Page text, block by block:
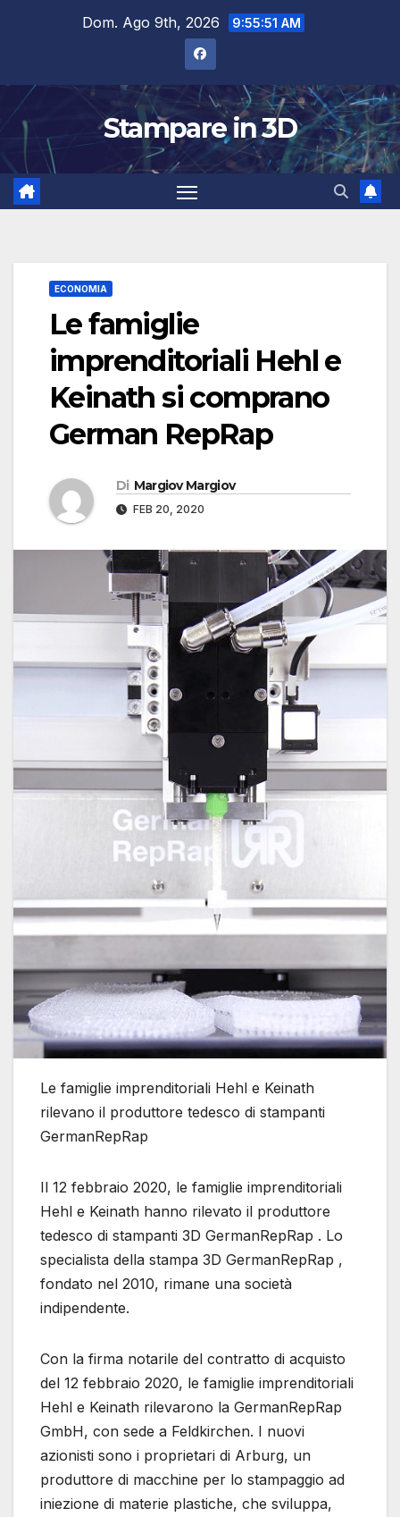
Dom. Ago 9th, 2026 9:55:52 AM
Stampare in 3D
ECONOMIA
Le famiglie
imprenditoriali Hehl e
Keinath si comprano
German RepRap
Di Margiov Margiov
FEB 20, 2020
Le famiglie imprenditoriali Hehl e Keinath
rilevano il produttore tedesco di stampanti
GermanRepRap
Il 12 febbraio 2020, le famiglie imprenditoriali
Hehl e Keinath hanno rilevato il produttore
tedesco di stampanti 3D GermanRepRap . Lo
specialista della stampa 3D GermanRepRap ,
fondato nel 2010, rimane una società
indipendente.
Con la firma notarile del contratto di acquisto
del 12 febbraio 2020, le famiglie imprenditoriali
Hehl e Keinath rilevarono la GermanRepRap
GmbH, con sede a Feldkirchen. I nuovi
azionisti sono i proprietari di Arburg, un
produttore di macchine per lo stampaggio ad
iniezione di materie plastiche, che sviluppa,